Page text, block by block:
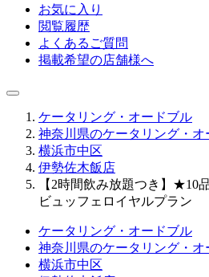
お気に入り
閲覧履歴
よくあるご質問
掲載希望の店舗様へ
ケータリング・オードブル
神奈川県のケータリング・オ
横浜市中区
伊勢佐木飯店
【2時間飲み放題つき】★10
ビュッフェロイヤルプラン
ケータリング・オードブル
神奈川県のケータリング・オ
横浜市中区